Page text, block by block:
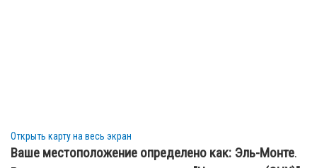
Открыть карту на весь экран
Ваше местоположение определено как: Эль-Монте.